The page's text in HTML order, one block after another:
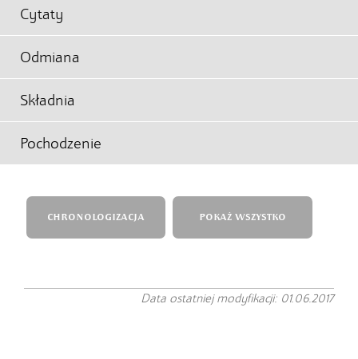
Cytaty
Odmiana
Składnia
Pochodzenie
CHRONOLOGIZACJA POKAŻ WSZYSTKO
Data ostatniej modyfikacji: 01.06.2017